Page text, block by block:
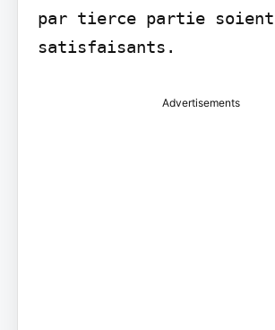
par tierce partie soient
satisfaisants.
Advertisements